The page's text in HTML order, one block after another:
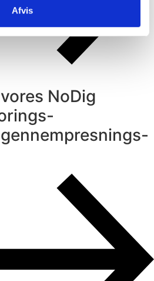
Afvis
NoDig
gennempresnings-